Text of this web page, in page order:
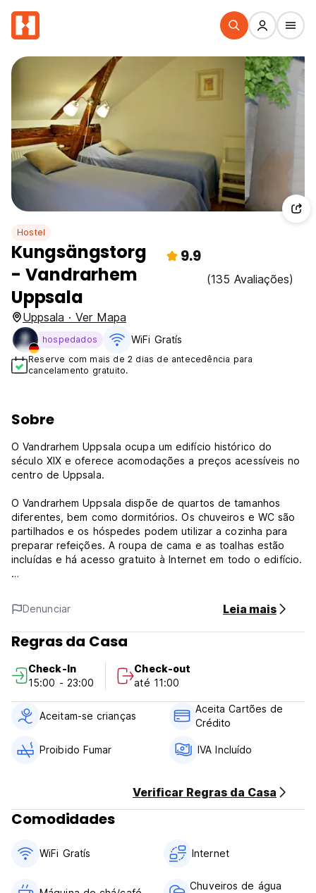
Hostel
Kungsängstorg
- Vandrarhem
Uppsala
9.9
(135 Avaliações)
Uppsala · Ver Mapa
hospedados WiFi Gratís
Reserve com mais de 2 dias de antecedência para
cancelamento gratuito.
Sobre
O Vandrarhem Uppsala ocupa um edifício histórico do
século XIX e oferece acomodações a preços acessíveis no
centro de Uppsala.
O Vandrarhem Uppsala dispõe de quartos de tamanhos
diferentes, bem como dormitórios. Os chuveiros e WC são
partilhados e os hóspedes podem utilizar a cozinha para
preparar refeições. A roupa de cama e as toalhas estão
incluídas e há acesso gratuito à Internet em todo o edifício.
Uppsala e vários restaurantes, bares e lojas podem ser
encontrados nas proximidades. (Auto-translated from
original language)
Denunciar Leia mais
Regras da Casa
Check-In
15:00 - 23:00
Check-out
até 11:00
Aceitam-se crianças
Aceita Cartões de
Crédito
Proibido Fumar IVA Incluído
Verificar Regras da Casa
Comodidades
WiFi Gratís Internet
Chuveiros de água